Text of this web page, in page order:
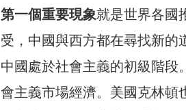
第一個重要現象就是世界各國
受，中國與西方都在尋找新的
中國處於社會主義的初級階段
會主義市場經濟。美國克林頓